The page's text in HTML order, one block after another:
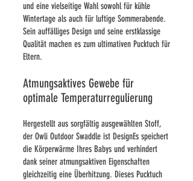
und eine vielseitige Wahl sowohl für kühle
Wintertage als auch für luftige Sommerabende.
Sein auffälliges Design und seine erstklassige
Qualität machen es zum ultimativen Pucktuch für
Eltern.
Atmungsaktives Gewebe für
optimale Temperaturregulierung
Hergestellt aus sorgfältig ausgewählten Stoff,
der Owli Outdoor Swaddle ist DesignEs speichert
die Körperwärme Ihres Babys und verhindert
dank seiner atmungsaktiven Eigenschaften
gleichzeitig eine Überhitzung. Dieses Pucktuch